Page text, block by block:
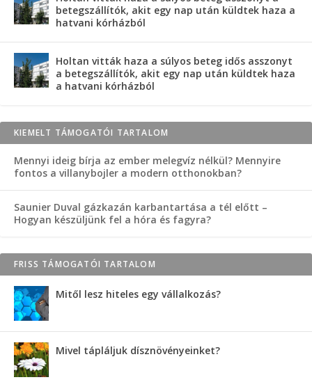
betegszállítók, akit egy nap után küldtek haza a
hatvani kórházból
Holtan vitták haza a súlyos beteg idős asszonyt
a betegszállítók, akit egy nap után küldtek haza
a hatvani kórházból
KIEMELT TÁMOGATÓI TARTALOM
Mennyi ideig bírja az ember melegvíz nélkül? Mennyire
fontos a villanybojler a modern otthonokban?
Saunier Duval gázkazán karbantartása a tél előtt –
Hogyan készüljünk fel a hóra és fagyra?
FRISS TÁMOGATÓI TARTALOM
Mitől lesz hiteles egy vállalkozás?
Mivel tápláljuk dísznövényeinket?